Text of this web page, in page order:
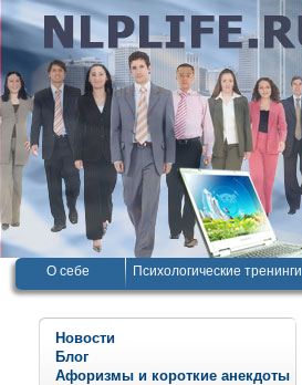
О себе Психологические тренинги
Новости
Блог
Афоризмы и короткие анекдоты